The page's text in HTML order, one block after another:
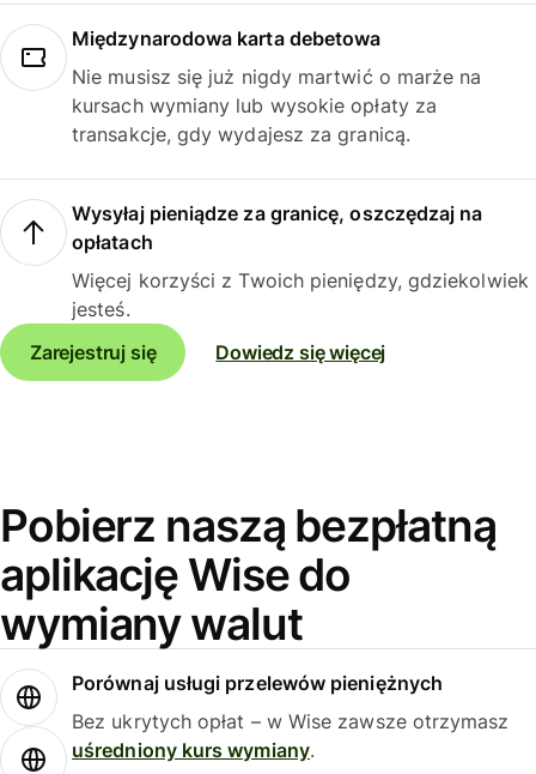
Międzynarodowa karta debetowa
Nie musisz się już nigdy martwić o marże na
kursach wymiany lub wysokie opłaty za
transakcje, gdy wydajesz za granicą.
Wysyłaj pieniądze za granicę, oszczędzaj na
opłatach
Więcej korzyści z Twoich pieniędzy, gdziekolwiek
jesteś.
Zarejestruj się
Dowiedz się więcej
Pobierz naszą bezpłatną
aplikację Wise do
wymiany walut
Porównaj usługi przelewów pieniężnych
Bez ukrytych opłat – w Wise zawsze otrzymasz
uśredniony kurs wymiany.